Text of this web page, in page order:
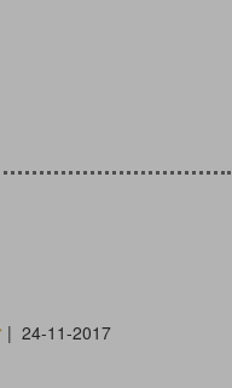
| 24-11-2017